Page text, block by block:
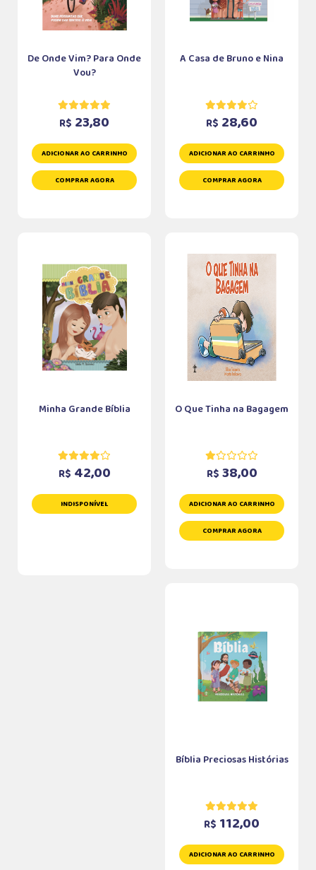
De Onde Vim? Para Onde
Vou?
R$ 23,80
ADICIONAR AO CARRINHO
COMPRAR AGORA
A Casa de Bruno e Nina
R$ 28,60
ADICIONAR AO CARRINHO
COMPRAR AGORA
Minha Grande Bíblia
R$ 42,00
INDISPONÍVEL
O Que Tinha na Bagagem
R$ 38,00
ADICIONAR AO CARRINHO
COMPRAR AGORA
Bíblia Preciosas Histórias
R$ 112,00
ADICIONAR AO CARRINHO